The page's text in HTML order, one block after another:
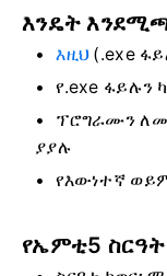
እንዴት
እዚህ(.exe
የ.exe ፋይሉን
ፕሮግራሙን
ያያሉ
የእውነተኛ
የኤምቲ5